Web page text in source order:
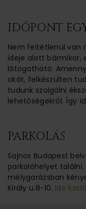
IDŐPONT
Nem feltétlenül van
ideje alatt bármikor,
látogatható.
okát, felkészülten
tudunk szolgálni
lehetőségekről. Így
PARKOLÁS
Sajnos Budapest
parkolóhelyet
mélygarázsban
Király u.8-10. Ide